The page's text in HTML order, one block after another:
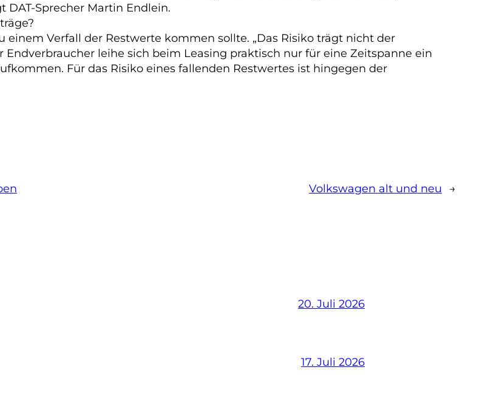
DAT-Sprecher Martin Endlein.
Verfall der Restwerte kommen sollte. „Das Risiko trägt nicht der
Endverbraucher leihe sich beim Leasing praktisch nur für eine Zeitspanne ein
Für das Risiko eines fallenden Restwertes ist hingegen der
Volkswagen alt und neu →
20. Juli 2026
17. Juli 2026